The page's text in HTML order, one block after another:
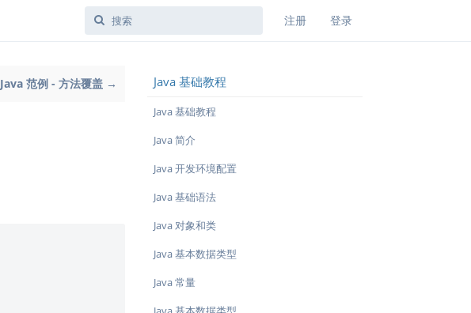
注册 登录
Java 范例 - 方法覆盖 → Java 基础教程
Java 基础教程
Java 简介
Java 开发环境配置
Java 基础语法
Java 对象和类
Java 基本数据类型
Java 常量